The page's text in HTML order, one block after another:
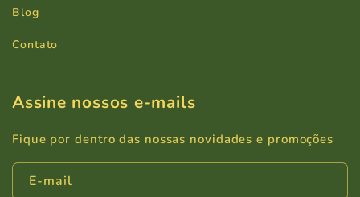
Blog
Contato
Assine nossos e-mails
Fique por dentro das nossas novidades e promoções
E-mail